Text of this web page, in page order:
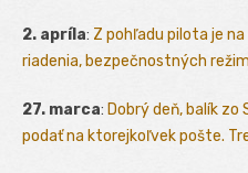
2. apríla: Z pohľadu pilota je
riadenia, bezpečnostných
27. marca: Dobrý deň, balík
podať na ktorejkoľvek pošte.